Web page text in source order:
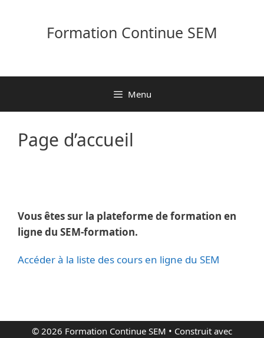
Formation Continue SEM
Menu
Page d’accueil
Vous êtes sur la plateforme de formation en
ligne du SEM-formation.
Accéder à la liste des cours en ligne du SEM
© 2026 Formation Continue SEM • Construit avec